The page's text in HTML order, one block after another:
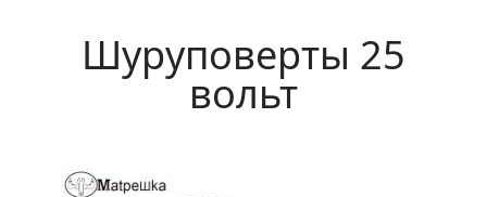
Шуруповерты 25
вольт